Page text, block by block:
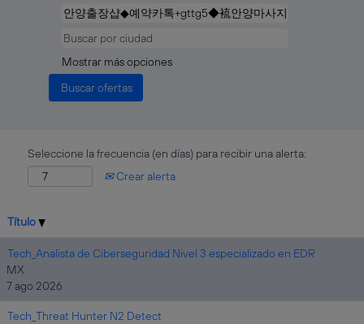
Mostrar más opciones
Seleccione la frecuencia (en días) para recibir una alerta:
Crear alerta
Título
Tech_Analista de Ciberseguridad Nivel 3 especializado en EDR
MX
7 ago 2026
Tech_Threat Hunter N2 Detect